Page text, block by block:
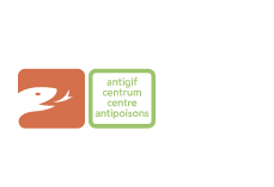
Centre Antipoisons